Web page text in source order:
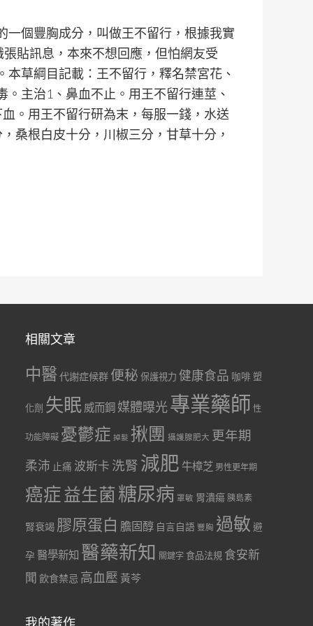
一個豐胸成分，叫做王不留行，根據我實
貼訊息，本來不想回應，但怕網友受
草綱目記載：王不留行，釋名禁宮花、
主治1、鼻血不止。用王不留行連莖、
。用王不留行研為末，每服一錢，水送
桑根白皮十分，川椒三分，甘草十分，
相關文章
中醫代謝症候群 便秘 保護視力 健康食品 咖啡 塑
化劑 失眠 威而鋼 媒體曝光專業藥師 性
功能障礙 憂鬱症 掉髮 揪團 攝護腺肥大 更年期
柔沛 止痛 波斯卡 洗腎 減肥 牛樟芝 男性更年期
癌症益生菌 糖尿病 罩敏 胃潰瘍 胰島素
腎衰竭 膠原蛋白 膽固醇 自言自語 豐胸 過敏 避
孕 醫學新知 醫藥新知 關鍵字 食品法規 食安新
聞 飲食禁忌 高血壓 黃芩
我的著作